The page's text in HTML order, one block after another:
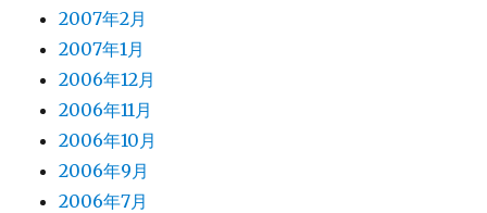
2007年2月
2007年1月
2006年12月
2006年11月
2006年10月
2006年9月
2006年7月